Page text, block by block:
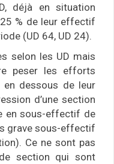
déjà en situation
% de leur effectif
(UD 64, UD 24).
selon les UD mais
peser les efforts
dessous de leur
d’une section
en sous-effectif de
grave sous-effectif
Ce ne sont pas
section qui sont